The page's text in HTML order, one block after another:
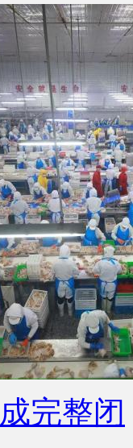
完整闭